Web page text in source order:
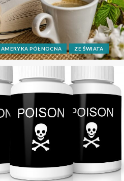
AMERYKA PÓŁNOCNA ZE ŚWIATA